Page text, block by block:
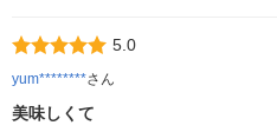
5.0
yum********さん
美味しくて